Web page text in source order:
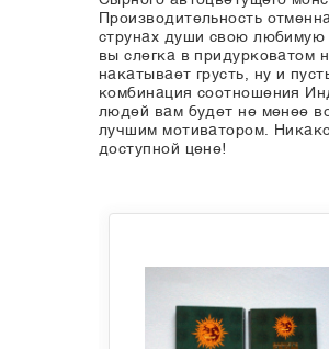
Производительность
струнах души свою любимую
вы слегка в придурковатом
накатывает грусть, ну и
комбинация соотношения
людей вам будет не менее
лучшим мотиватором.
доступной цене!